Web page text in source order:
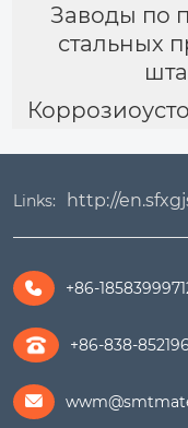
Заводы по
стальных
Links: http://
 +86-
+86-838-
